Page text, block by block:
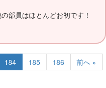
部員はほとんどお初です！
184 185 186
前へ »